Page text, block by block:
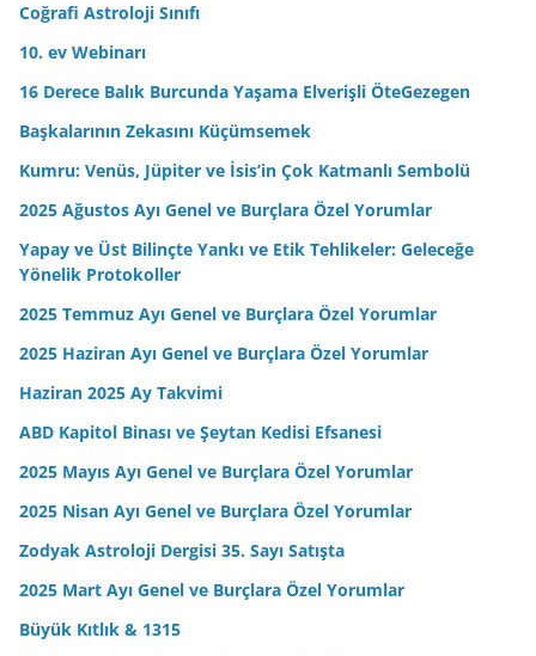
Coğrafi Astroloji Sınıfı
10. ev Webinarı
16 Derece Balık Burcunda Yaşama Elverişli ÖteGezegen
Başkalarının Zekasını Küçümsemek
Kumru: Venüs, Jüpiter ve İsis’in Çok Katmanlı Sembolü
2025 Ağustos Ayı Genel ve Burçlara Özel Yorumlar
Yapay ve Üst Bilinçte Yankı ve Etik Tehlikeler: Geleceğe
Yönelik Protokoller
2025 Temmuz Ayı Genel ve Burçlara Özel Yorumlar
2025 Haziran Ayı Genel ve Burçlara Özel Yorumlar
Haziran 2025 Ay Takvimi
ABD Kapitol Binası ve Şeytan Kedisi Efsanesi
2025 Mayıs Ayı Genel ve Burçlara Özel Yorumlar
2025 Nisan Ayı Genel ve Burçlara Özel Yorumlar
Zodyak Astroloji Dergisi 35. Sayı Satışta
2025 Mart Ayı Genel ve Burçlara Özel Yorumlar
Büyük Kıtlık & 1315